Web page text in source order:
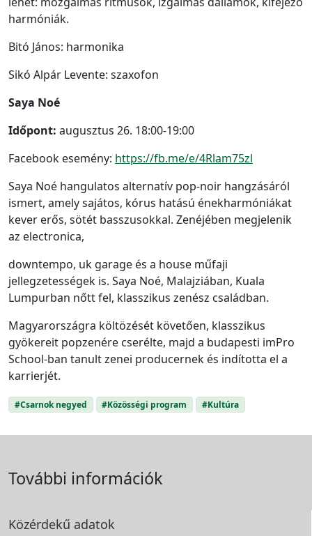
harmóniák.
Bitó János: harmonika
Sikó Alpár Levente: szaxofon
Saya Noé
Időpont: augusztus 26. 18:00-19:00
Facebook esemény: https://fb.me/e/4Rlam75zl
Saya Noé hangulatos alternatív pop-noir hangzásáról
ismert, amely sajátos, kórus hatású énekharmóniákat
kever erős, sötét basszusokkal. Zenéjében megjelenik
az electronica,
downtempo, uk garage és a house műfaji
jellegzetességek is. Saya Noé, Malajziában, Kuala
Lumpurban nőtt fel, klasszikus zenész családban.
Magyarországra költözését követően, klasszikus
gyökereit popzenére cserélte, majd a budapesti imPro
School-ban tanult zenei producernek és indította el a
karrierjét.
#Csarnok negyed #Közösségi program #Kultúra
További információk
Közérdekű adatok